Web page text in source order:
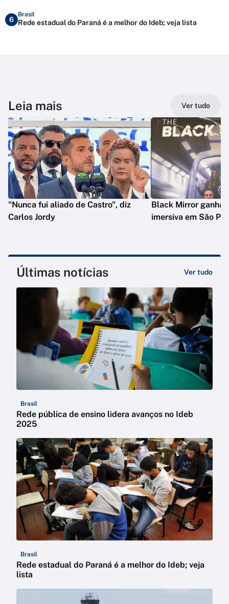
6
Brasil
Rede estadual do Paraná é a melhor do Ideb; veja lista
Leia mais Ver tudo
"Nunca fui aliado de Castro", diz
Carlos Jordy
Black Mirror ganha
imersiva em São
Últimas notícias Ver tudo
Brasil
Rede pública de ensino lidera avanços no Ideb
2025
Brasil
Rede estadual do Paraná é a melhor do Ideb; veja
lista